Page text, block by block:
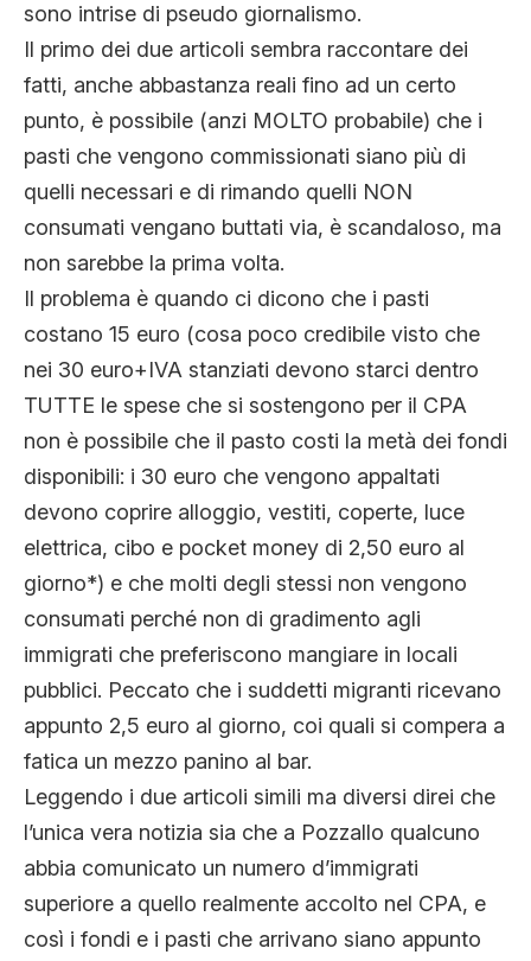
sono intrise di pseudo giornalismo.
Il primo dei due articoli sembra raccontare dei
fatti, anche abbastanza reali fino ad un certo
punto, è possibile (anzi MOLTO probabile) che i
pasti che vengono commissionati siano più di
quelli necessari e di rimando quelli NON
consumati vengano buttati via, è scandaloso, ma
non sarebbe la prima volta.
Il problema è quando ci dicono che i pasti
costano 15 euro (cosa poco credibile visto che
nei 30 euro+IVA stanziati devono starci dentro
TUTTE le spese che si sostengono per il CPA
non è possibile che il pasto costi la metà dei fondi
disponibili: i 30 euro che vengono appaltati
devono coprire alloggio, vestiti, coperte, luce
elettrica, cibo e pocket money di 2,50 euro al
giorno*) e che molti degli stessi non vengono
consumati perché non di gradimento agli
immigrati che preferiscono mangiare in locali
pubblici. Peccato che i suddetti migranti ricevano
appunto 2,5 euro al giorno, coi quali si compera a
fatica un mezzo panino al bar.
Leggendo i due articoli simili ma diversi direi che
l’unica vera notizia sia che a Pozzallo qualcuno
abbia comunicato un numero d’immigrati
superiore a quello realmente accolto nel CPA, e
così i fondi e i pasti che arrivano siano appunto